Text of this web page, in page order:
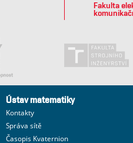
Fakulta
Ústav matematiky
Kontakty
Správa sítě
Časopis Kvaternion